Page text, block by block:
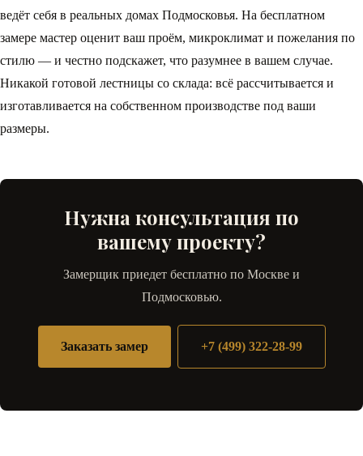
ведёт себя в реальных домах Подмосковья. На бесплатном
замере мастер оценит ваш проём, микроклимат и пожелания по
стилю — и честно подскажет, что разумнее в вашем случае.
Никакой готовой лестницы со склада: всё рассчитывается и
изготавливается на собственном производстве под ваши
размеры.
Нужна консультация по
вашему проекту?
Замерщик приедет бесплатно по Москве и
Подмосковью.
Заказать замер +7 (499) 322-28-99